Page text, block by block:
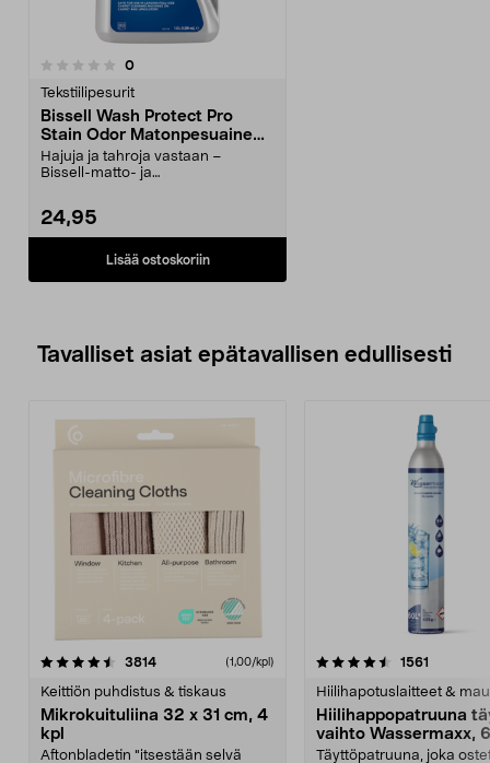
0arvostelut
Tekstiilipesurit
Bissell Wash Protect Pro
Stain Odor Matonpesuaine
1,5 l
Hajuja ja tahroja vastaan –
Bissell-matto- ja
24,95
Lisää ostoskoriin
Tavalliset asiat epätavallisen edullisesti
3814arvostelut (1,00/kpl)
Keittiön puhdistus & tiskaus
Mikrokuituliina 32 x 31 cm, 4
kpl
Aftonbladetin "itsestään selvä
4.5viidestä
1561
Hiilihapotuslaitteet &
Hiilihappopatruuna
vaihto Wassermaxx,
Täyttöpatruuna, joka
4.5viidestä